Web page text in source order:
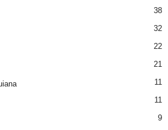
38
32
22
21
11
11
9